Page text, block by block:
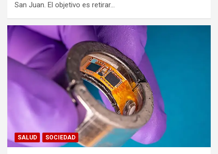
San Juan. El objetivo es retirar…
SALUD SOCIEDAD